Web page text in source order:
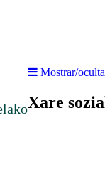
Mostrar/
Xare